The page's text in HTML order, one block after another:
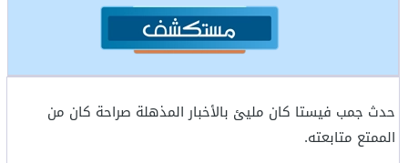
حدث جمب فيستا كان مليئ بالأخبار المذهلة صراحة كان من
الممتع متابعته.